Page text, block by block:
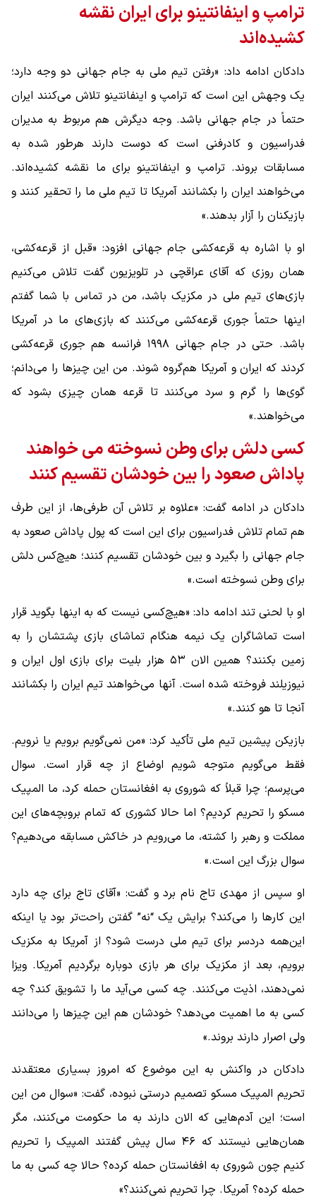
ترامپ و اینفانتینو برای ایران نقشه
کشیده‌اند
دادکان ادامه داد: «رفتن تیم ملی به جام جهانی دو وجه دارد؛
یک وجهش این است که ترامپ و اینفانتینو تلاش می‌کنند ایران
حتماً در جام جهانی باشد. وجه دیگرش هم مربوط به مدیران
فدراسیون و کادرفنی است که دوست دارند هرطور شده به
مسابقات بروند. ترامپ و اینفانتینو برای ما نقشه کشیده‌اند.
می‌خواهند ایران را بکشانند آمریکا تا تیم ملی ما را تحقیر کنند و
بازیکنان را آزار بدهند.»
او با اشاره به قرعه‌کشی جام جهانی افزود: «قبل از قرعه‌کشی،
همان روزی که آقای عراقچی در تلویزیون گفت تلاش می‌کنیم
بازی‌های تیم ملی در مکزیک باشد، من در تماس با شما گفتم
اینها حتماً جوری قرعه‌کشی می‌کنند که بازی‌های ما در آمریکا
باشد. حتی در جام جهانی ۱۹۹۸ فرانسه هم جوری قرعه‌کشی
کردند که ایران و آمریکا هم‌گروه شوند. من این چیزها را می‌دانم؛
گوی‌ها را گرم و سرد می‌کنند تا قرعه همان چیزی بشود که
می‌خواهند.»
کسی دلش برای وطن نسوخته می خواهند
پاداش صعود را بین خودشان تقسیم کنند
دادکان در ادامه گفت: «علاوه بر تلاش آن طرفی‌ها، از این طرف
هم تمام تلاش فدراسیون برای این است که پول پاداش صعود به
جام جهانی را بگیرد و بین خودشان تقسیم کنند؛ هیچ‌کس دلش
برای وطن نسوخته است.»
او با لحنی تند ادامه داد: «هیچ‌کسی نیست که به اینها بگوید قرار
است تماشاگران یک نیمه هنگام تماشای بازی پشتشان را به
زمین بکنند؟ همین الان ۵۳ هزار بلیت برای بازی اول ایران و
نیوزیلند فروخته شده است. آنها می‌خواهند تیم ایران را بکشانند
آنجا تا هو کنند.»
بازیکن پیشین تیم ملی تأکید کرد: «من نمی‌گویم برویم یا نرویم.
فقط می‌گویم متوجه شویم اوضاع از چه قرار است. سوال
می‌پرسم؛ چرا قبلاً که شوروی به افغانستان حمله کرد، ما المپیک
مسکو را تحریم کردیم؟ اما حالا کشوری که تمام بروبچه‌های این
مملکت و رهبر را کشته، ما می‌رویم در خاکش مسابقه می‌دهیم؟
سوال بزرگ این است.»
او سپس از مهدی تاج نام برد و گفت: «آقای تاج برای چه دارد
این کارها را می‌کند؟ برایش یک “نه” گفتن راحت‌تر بود یا اینکه
این‌همه دردسر برای تیم ملی درست شود؟ از آمریکا به مکزیک
برویم، بعد از مکزیک برای هر بازی دوباره برگردیم آمریکا. ویزا
نمی‌دهند، اذیت می‌کنند. چه کسی می‌آید ما را تشویق کند؟ چه
کسی به ما اهمیت می‌دهد؟ خودشان هم این چیزها را می‌دانند
ولی اصرار دارند بروند.»
دادکان در واکنش به این موضوع که امروز بسیاری معتقدند
تحریم المپیک مسکو تصمیم درستی نبوده، گفت: «سوال من این
است؛ این آدم‌هایی که الان دارند به ما حکومت می‌کنند، مگر
همان‌هایی نیستند که ۴۶ سال پیش گفتند المپیک را تحریم
کنیم چون شوروی به افغانستان حمله کرده؟ حالا چه کسی به ما
حمله کرده؟ آمریکا. چرا تحریم نمی‌کنند؟»